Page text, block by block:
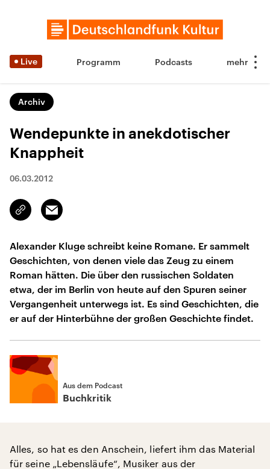
Live Programm Podcasts
Archiv
Wendepunkte in anekdotischer
Knappheit
06.03.2012
Link
kopieren/teilen
Email
Alexander Kluge schreibt keine Romane. Er sammelt
Geschichten, von denen viele das Zeug zu einem
Roman hätten. Die über den russischen Soldaten
etwa, der im Berlin von heute auf den Spuren seiner
Vergangenheit unterwegs ist. Es sind Geschichten, die
er auf der Hinterbühne der großen Geschichte findet.
Aus dem Podcast
Buchkritik
Alles, so hat es den Anschein, liefert ihm das Material
für seine „Lebensläufe“, Musiker aus der